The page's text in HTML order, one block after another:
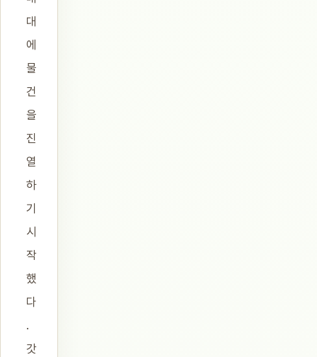
대
에
물
건
을
진
열
하
기
시
작
했
다
.
갓